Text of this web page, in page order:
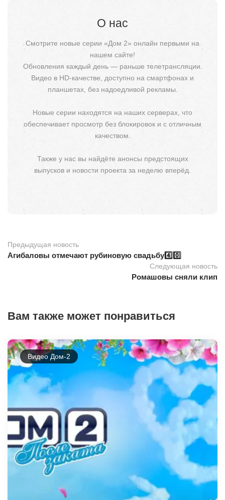
О нас
Смотрите новые серии «Дом 2» онлайн первыми на
нашем сайте!
Обновления каждый день — раньше телетрансляции.
Видео в HD-качестве, доступно на смартфонах и
планшетах, без надоедливой рекламы.
Новые серии находятся на наших серверах, что
обеспечивает просмотр без блокировок и с отличным
качеством.
Также у нас вы найдёте анонсы предстоящих
выпусков и новости проекта за неделю вперёд.
Предыдущая новость
Агибаловы отмечают рубиновую свадьбу4️⃣0️⃣
Следующая новость
Ромашовы сняли клип
Вам также может понравиться
Видео Дом-2